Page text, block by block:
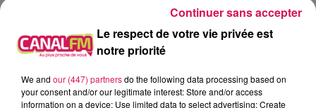
Canal fm
Le respect de votre vie privée est
notre priorité
We and our (447) partnersdo the following data processing based on
your consent and/or our legitimate interest: Store and/or access
information on a device; Use limited data to select advertising; Create
Continuer sans accepter